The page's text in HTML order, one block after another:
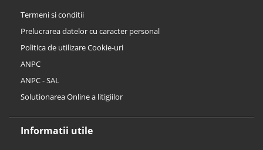
Termeni si conditii
Prelucrarea datelor cu caracter personal
Politica de utilizare Cookie-uri
ANPC
ANPC - SAL
Solutionarea Online a litigiilor
Informatii utile